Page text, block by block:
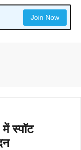
Join Now
स्पॉट